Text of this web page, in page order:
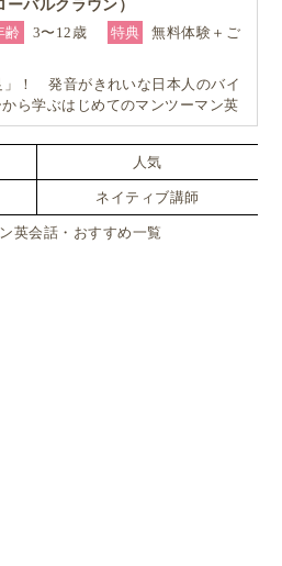
からニュージーランドの小学
を読めるようになりました。
のステージ１です。
と、習い始めたフォニックス
、一人で読むことができまし
ようになったことが嬉しいよ
れます。
バルクラウン）
齢 3〜12歳 特典
無料体験＋ご
」！ 発音がきれいな日本人のバイ
ら学ぶはじめてのマンツーマン英
人気
ネイティブ講師
英会話・おすすめ一覧